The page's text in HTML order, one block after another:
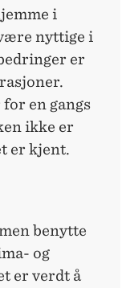
i
nyttige i
er
en gangs
ikke er
er kjent.
benytte
og
er verdt å